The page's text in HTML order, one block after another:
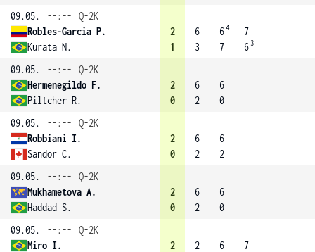
09.05.
--:--
Q-2K
Robles-Garcia P.
Kurata N.
2
1
6
3
64
7
7
6 3
09.05. --:--
Q-2K
Hermenegildo F.
Piltcher R.
2
0
6
2
6
0
09.05.
--:--
Q-2K
Robbiani I.
Sandor C.
2
0
6
2
6
2
09.05.
--:--
Q-2K
Mukhametova A.
Haddad S.
2
0
6
2
6
0
09.05.
--:--
Q-2K
Miro I.
2
2
6
7